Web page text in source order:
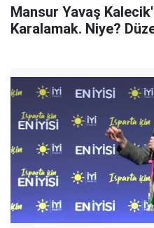
Mansur Yavaş
Karalamak. Niye?